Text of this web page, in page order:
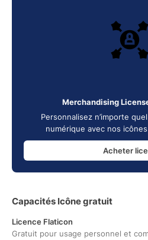
Merchandising
Personnalisez n’importe
numérique avec nos icônes
Acheter
Capacités Icône gratuit
Licence Flaticon
Gratuit pour usage personnel et